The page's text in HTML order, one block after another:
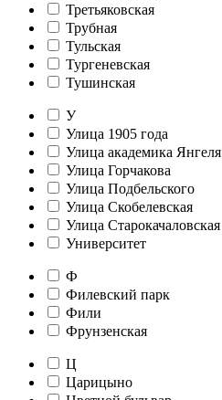
Третьяковская
Трубная
Тульская
Тургеневская
Тушинская
У
Улица 1905 года
Улица академика Янгеля
Улица Горчакова
Улица Подбельского
Улица Скобелевская
Улица Старокачаловская
Университет
Ф
Филевский парк
Фили
Фрунзенская
Ц
Царицыно